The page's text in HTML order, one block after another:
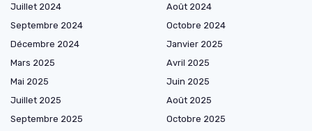
Juillet 2024
Août 2024
Septembre 2024
Octobre 2024
Décembre 2024
Janvier 2025
Mars 2025
Avril 2025
Mai 2025
Juin 2025
Juillet 2025
Août 2025
Septembre 2025
Octobre 2025